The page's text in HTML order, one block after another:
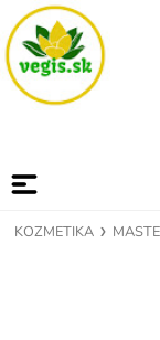
KOZMETIKA MASTE